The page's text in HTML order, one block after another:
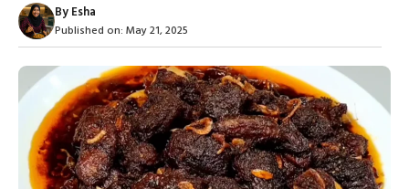
ByEsha
Published on: May 21, 2025